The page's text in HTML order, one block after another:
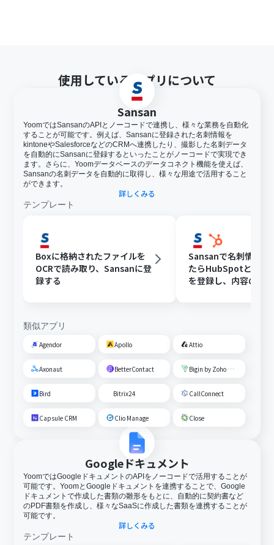
使用しているアプリについて
Sansan
YoomではSansanのAPIとノーコードで連携し、様々な業務を自動化
することが可能です。例えば、Sansanに登録された名刺情報を
kintoneやSalesforceなどのCRMへ連携したり、撮影した名刺データ
を自動的にSansanに登録するといったことがノーコードで実現でき
ます。さらに、Yoomデータベースのデータコネクト機能を使えば、
Sansanの名刺データを自動的に取得し、様々な用途で活用すること
ができます。
詳しくみる
テンプレート
Boxに格納されたファイルを
OCRで読み取り、Sansanに登
録する
Sansanで名刺情報が
たらHubSpotと連携
を登録し、内容の確
類似アプリ
Agendor Apollo Attio
Axonaut BetterContact Bigin by Zoho CRM
Bird Bitrix24 CallConnect
Capsule CRM Clio Manage Close
Googleドキュメント
YoomではGoogleドキュメントのAPIをノーコードで活用することが
可能です。YoomとGoogleドキュメントを連携することで、Google
ドキュメントで作成した書類の雛形をもとに、自動的に契約書など
のPDF書類を作成し、様々なSaaSに作成した書類を連携することが
可能です。
詳しくみる
テンプレート